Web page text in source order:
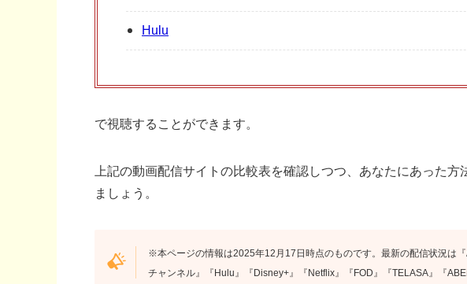
Hulu
で視聴することができます。
上記の動画配信サイトの比較表を確認しつつ、あなたにあった
ましょう。
※本ページの情報は2025年12月17日時点のものです。最新の配信状況は
チャンネル』『Hulu』『Disney+』『Netflix』『FOD』『TELASA』『